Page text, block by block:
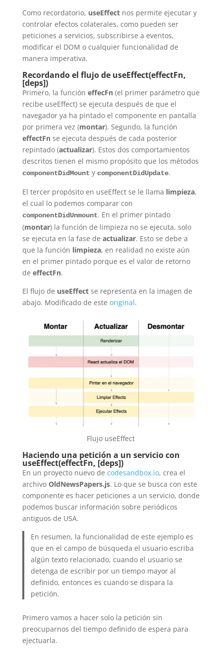
Como recordatorio, useEffectnos permite ejecutar y
controlar efectos colaterales, como pueden ser
peticiones a servicios, subscribirse a eventos,
modificar el DOM o cualquier funcionalidad de
manera imperativa.
Recordando el flujo de useEffect(effectFn,
[deps])
Primero, la función effecFn(el primer parámetro que
recibe useEffect) se ejecuta después de que el
navegador ya ha pintado el componente en pantalla
por primera vez (montar). Segundo, la función
effectFnse ejecuta después de cada posterior
repintado (actualizar). Estos dos comportamientos
descritos tienen el mismo propósito que los métodos
componentDidMount y componentDidUpdate.
El tercer propósito en useEffect se le llama limpieza,
el cual lo podemos comparar con
componentDidUnmount. En el primer pintado
(montar) la función de limpieza no se ejecuta, solo
se ejecuta en la fase de actualizar. Esto se debe a
que la función limpieza, en realidad no existe aún
en el primer pintado porque es el valor de retorno
de effectFn.
El flujo de useEffectse representa en la imagen de
abajo. Modificado de este original.
Flujo useEffect
Haciendo una petición a un servicio con
useEffect(effectFn, [deps])
En un proyecto nuevo de codesandbox.io, crea el
archivo OldNewsPapers.js. Lo que se busca con este
componente es hacer peticiones a un servicio, donde
podemos buscar información sobre periódicos
antiguos de USA.
En resumen, la funcionalidad de este ejemplo es
que en el campo de búsqueda el usuario escriba
algún texto relacionado, cuando el usuario se
detenga de escribir por un tiempo mayor al
definido, entonces es cuando se dispara la
petición.
Primero vamos a hacer solo la petición sin
preocuparnos del tiempo definido de espera para
ejectuarla.